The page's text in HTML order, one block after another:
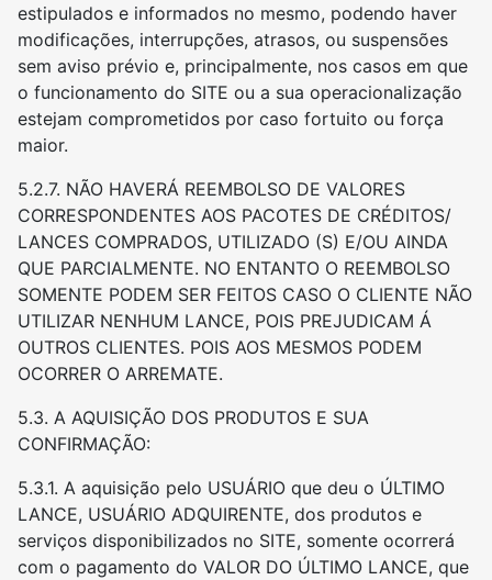
estipulados e informados no mesmo, podendo haver
modificações, interrupções, atrasos, ou suspensões
sem aviso prévio e, principalmente, nos casos em que
o funcionamento do SITE ou a sua operacionalização
estejam comprometidos por caso fortuito ou força
maior.
5.2.7. NÃO HAVERÁ REEMBOLSO DE VALORES
CORRESPONDENTES AOS PACOTES DE CRÉDITOS/
LANCES COMPRADOS, UTILIZADO (S) E/OU AINDA
QUE PARCIALMENTE. NO ENTANTO O REEMBOLSO
SOMENTE PODEM SER FEITOS CASO O CLIENTE NÃO
UTILIZAR NENHUM LANCE, POIS PREJUDICAM Á
OUTROS CLIENTES. POIS AOS MESMOS PODEM
OCORRER O ARREMATE.
5.3. A AQUISIÇÃO DOS PRODUTOS E SUA
CONFIRMAÇÃO:
5.3.1. A aquisição pelo USUÁRIO que deu o ÚLTIMO
LANCE, USUÁRIO ADQUIRENTE, dos produtos e
serviços disponibilizados no SITE, somente ocorrerá
com o pagamento do VALOR DO ÚLTIMO LANCE, que